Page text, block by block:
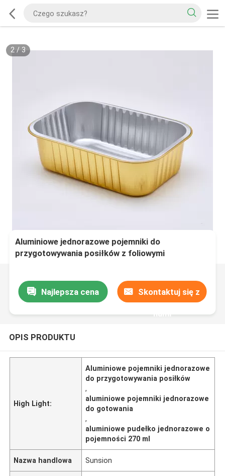
2/ 3
Aluminiowe jednorazowe pojemniki do
przygotowywania posiłków z foliowymi
Najlepsza cena Skontaktuj się z
nami
OPIS PRODUKTU
High Light:
Aluminiowe pojemniki jednorazowe
do przygotowywania posiłków
,
aluminiowe pojemniki jednorazowe
do gotowania
,
aluminiowe pudełko jednorazowe o
pojemności 270 ml
Nazwa handlowa Sunsion